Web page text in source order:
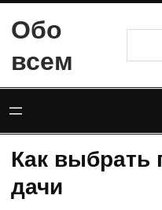
содержимому
Обо
всем
Как выбрать
дачи